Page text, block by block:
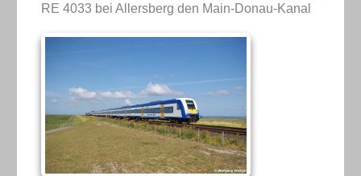
RE 4033 bei Allersberg den Main-Donau-Kanal